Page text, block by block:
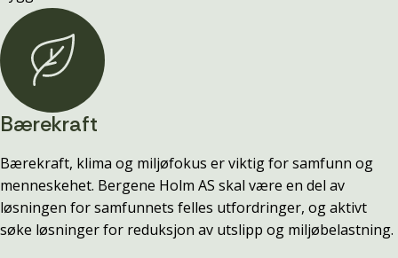
Bærekraft
Bærekraft, klima og miljøfokus er viktig for samfunn og
menneskehet. Bergene Holm AS skal være en del av
løsningen for samfunnets felles utfordringer, og aktivt
søke løsninger for reduksjon av utslipp og miljøbelastning.